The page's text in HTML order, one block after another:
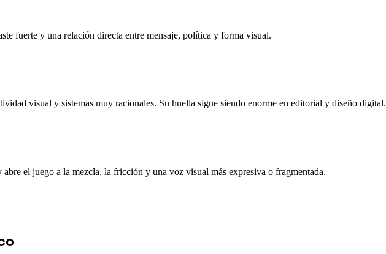
fuerte y una relación directa entre mensaje, política y forma visual.
visual y sistemas muy racionales. Su huella sigue siendo enorme en editorial y diseño digital.
el juego a la mezcla, la fricción y una voz visual más expresiva o fragmentada.